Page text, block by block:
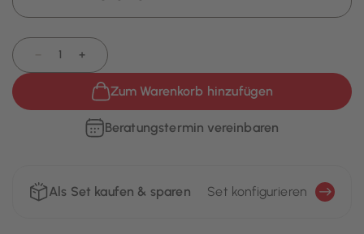
+
Zum Warenkorb hinzufügen
Beratungstermin vereinbaren
Als Set kaufen & sparen Set konfigurieren